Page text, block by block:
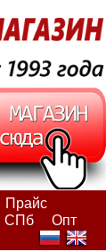
Прайс
СПб
Опт